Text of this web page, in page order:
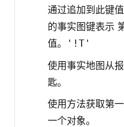
通过追加到此键
的事实图键表示
值。
'!T'
使用事实地图从
匙。
使用方法获取第
一个对象。